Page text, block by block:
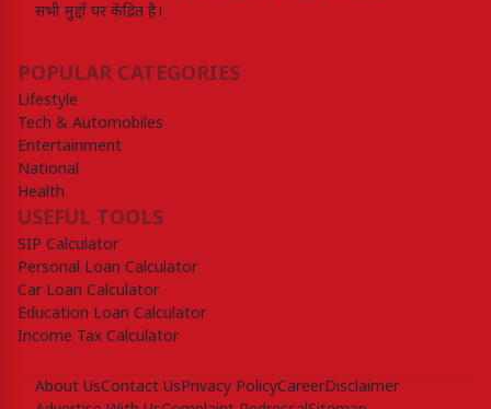
सभी मुद्दों पर केंद्रित है।
POPULAR CATEGORIES
Lifestyle
Tech & Automobiles
Entertainment
National
Health
USEFUL TOOLS
SIP Calculator
Personal Loan Calculator
Car Loan Calculator
Education Loan Calculator
Income Tax Calculator
About UsContact UsPrivacy PolicyCareerDisclaimer